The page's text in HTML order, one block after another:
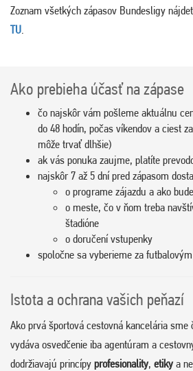
Zoznam všetkých zápasov Bundesligy
TU
Ako prebieha účasť na zápase
čo najskôr vám pošleme aktuálnu
do 48 hodín, počas víkendov a ciest
môže trvať dlhšie)
ak vás ponuka zaujme, platíte
najskôr 7 až 5 dní pred zápasom
o programe zájazdu a ako
o meste, čo v ňom treba
štadióne
o doručení vstupenky
spoločne sa vyberieme za
Istota a ochrana vašich peňazí
Ako prvá športová cestovná kancelária sme
vydáva osvedčenie iba agentúram a
dodržiavajú princípy profesionality, etikya